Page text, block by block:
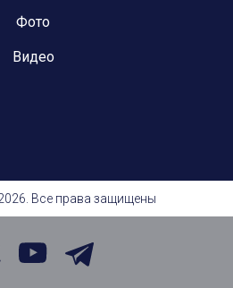
Фото
Видео
Все права защищены